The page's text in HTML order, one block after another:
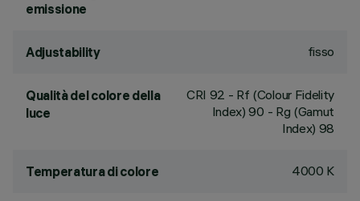
emissione
Adjustability fisso
Qualità del colore della
luce
CRI 92 - Rf (Colour Fidelity
Index) 90 - Rg (Gamut
Index) 98
Temperatura di colore 4000 K